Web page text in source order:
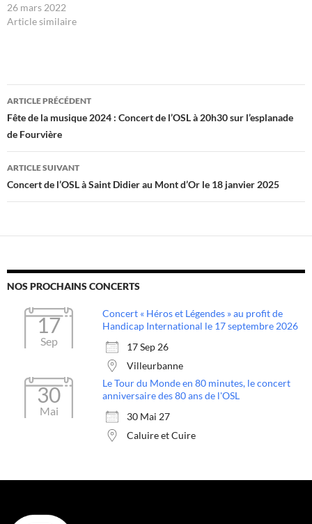
26 mars 2022
Article similaire
Navigation
des
articles
ARTICLE PRÉCÉDENT
Fête de la musique 2024 : Concert de l’OSL à 20h30 sur l’esplanade
de Fourvière
ARTICLE SUIVANT
Concert de l’OSL à Saint Didier au Mont d’Or le 18 janvier 2025
NOS PROCHAINS CONCERTS
17
Sep
Concert « Héros et Légendes » au profit de
Handicap International le 17 septembre 2026
17 Sep 26
Villeurbanne
30
Mai
Le Tour du Monde en 80 minutes, le concert
anniversaire des 80 ans de l'OSL
30 Mai 27
Caluire et Cuire